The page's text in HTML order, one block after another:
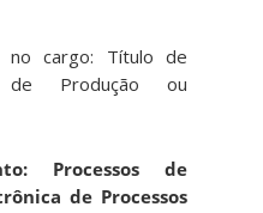
no cargo: Título de
de Produção ou
Processos de
de Processos